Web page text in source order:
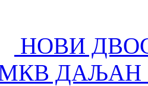
НОВИ
ДАЉАН